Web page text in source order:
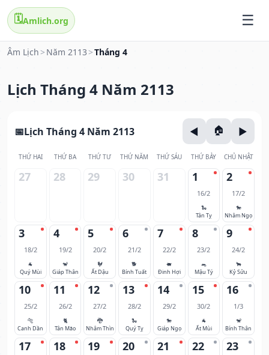
🗓️Amlich.org
Âm Lịch > Năm 2113 >Tháng 4
Lịch Tháng 4 Năm 2113
Lịch Tháng 4 Năm 2113
THỨ HAI THỨ BA THỨ TƯ THỨ NĂM THỨ SÁU THỨ BẢY CHỦ NHẬT
27 28 29 30 31 1
16/2
🐍
Tân Tỵ
2
17/2
🐎
Nhâm Ngọ
3
18/2
🐐
Quý Mùi
4
19/2
🐒
Giáp Thân
5
20/2
🐓
Ất Dậu
6
21/2
🐕
Bính Tuất
7
22/2
🐖
Đinh Hợi
8
23/2
🐀
Mậu Tý
9
24/2
🐂
Kỷ Sửu
10
25/2
🐅
Canh Dần
11
26/2
🐈
Tân Mão
12
27/2
🐉
Nhâm Thìn
13
28/2
🐍
Quý Tỵ
14
29/2
🐎
Giáp Ngọ
15
30/2
🐐
Ất Mùi
16
1/3
🐒
Bính Thân
17 18 19 20 21 22 23